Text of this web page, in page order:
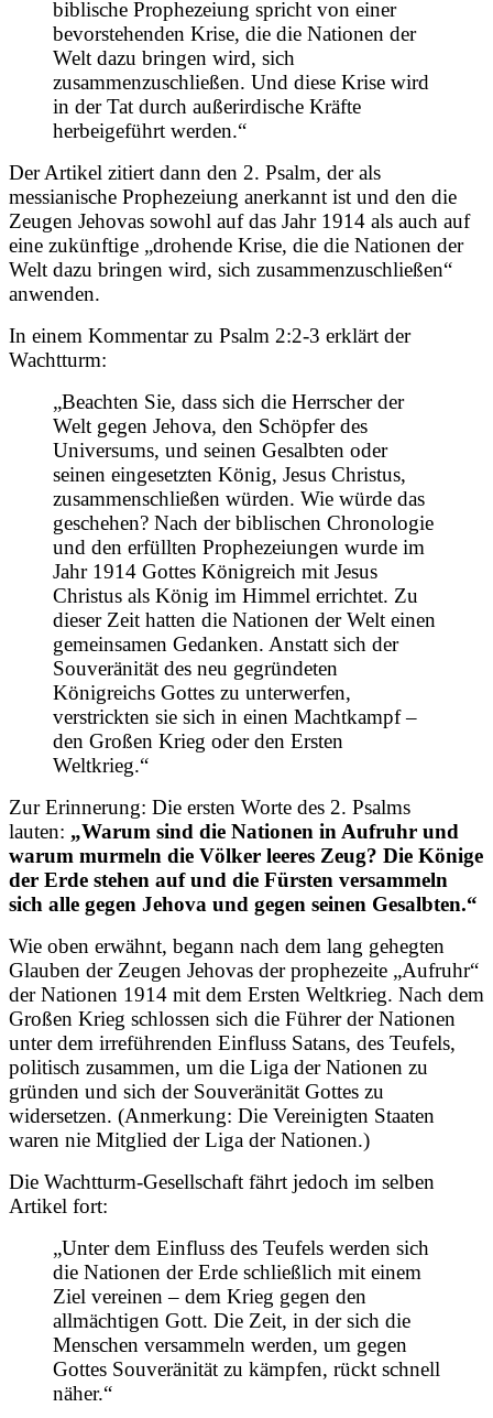
biblische Prophezeiung spricht von einer
bevorstehenden Krise, die die Nationen der
Welt dazu bringen wird, sich
zusammenzuschließen. Und diese Krise wird
in der Tat durch außerirdische Kräfte
herbeigeführt werden.“
Der Artikel zitiert dann den 2. Psalm, der als
messianische Prophezeiung anerkannt ist und den die
Zeugen Jehovas sowohl auf das Jahr 1914 als auch auf
eine zukünftige „drohende Krise, die die Nationen der
Welt dazu bringen wird, sich zusammenzuschließen“
anwenden.
In einem Kommentar zu Psalm 2:2-3 erklärt der
Wachtturm:
„Beachten Sie, dass sich die Herrscher der
Welt gegen Jehova, den Schöpfer des
Universums, und seinen Gesalbten oder
seinen eingesetzten König, Jesus Christus,
zusammenschließen würden. Wie würde das
geschehen? Nach der biblischen Chronologie
und den erfüllten Prophezeiungen wurde im
Jahr 1914 Gottes Königreich mit Jesus
Christus als König im Himmel errichtet. Zu
dieser Zeit hatten die Nationen der Welt einen
gemeinsamen Gedanken. Anstatt sich der
Souveränität des neu gegründeten
Königreichs Gottes zu unterwerfen,
verstrickten sie sich in einen Machtkampf –
den Großen Krieg oder den Ersten
Weltkrieg.“
Zur Erinnerung: Die ersten Worte des 2. Psalms
lauten: „Warum sind die Nationen in Aufruhr und
warum murmeln die Völker leeres Zeug? Die Könige
der Erde stehen auf und die Fürsten versammeln
sich alle gegen Jehova und gegen seinen Gesalbten.“
Wie oben erwähnt, begann nach dem lang gehegten
Glauben der Zeugen Jehovas der prophezeite „Aufruhr“
der Nationen 1914 mit dem Ersten Weltkrieg. Nach dem
Großen Krieg schlossen sich die Führer der Nationen
unter dem irreführenden Einfluss Satans, des Teufels,
politisch zusammen, um die Liga der Nationen zu
gründen und sich der Souveränität Gottes zu
widersetzen. (Anmerkung: Die Vereinigten Staaten
waren nie Mitglied der Liga der Nationen.)
Die Wachtturm-Gesellschaft fährt jedoch im selben
Artikel fort:
„Unter dem Einfluss des Teufels werden sich
die Nationen der Erde schließlich mit einem
Ziel vereinen – dem Krieg gegen den
allmächtigen Gott. Die Zeit, in der sich die
Menschen versammeln werden, um gegen
Gottes Souveränität zu kämpfen, rückt schnell
näher.“